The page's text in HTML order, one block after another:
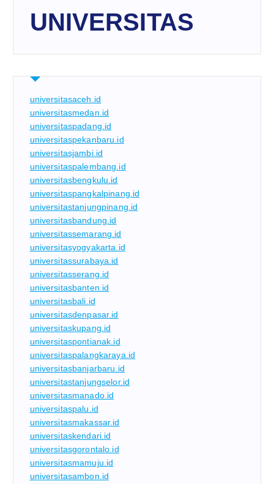
UNIVERSITAS
universitasaceh.id
universitasmedan.id
universitaspadang.id
universitaspekanbaru.id
universitasjambi.id
universitaspalembang.id
universitasbengkulu.id
universitaspangkalpinang.id
universitastanjungpinang.id
universitasbandung.id
universitassemarang.id
universitasyogyakarta.id
universitassurabaya.id
universitasserang.id
universitasbanten.id
universitasbali.id
universitasdenpasar.id
universitaskupang.id
universitaspontianak.id
universitaspalangkaraya.id
universitasbanjarbaru.id
universitastanjungselor.id
universitasmanado.id
universitaspalu.id
universitasmakassar.id
universitaskendari.id
universitasgorontalo.id
universitasmamuju.id
universitasambon.id